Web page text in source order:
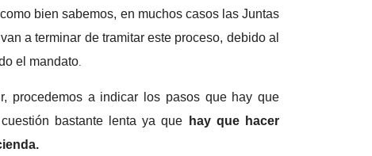
bien sabemos, en muchos casos las Juntas
a terminar de tramitar este proceso, debido al
el mandato
procedemos a indicar los pasos que hay que
bastante lenta ya que
hay que hacer